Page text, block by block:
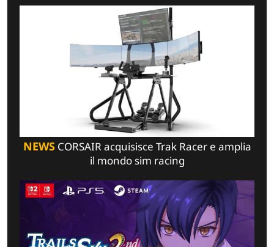
NEWSCORSAIR acquisisce Trak Racer e amplia
il mondo sim racing